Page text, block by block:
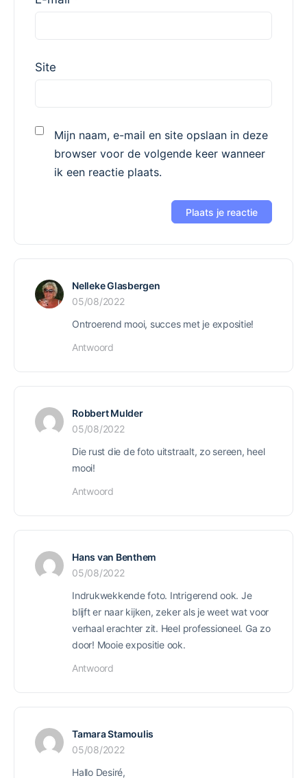
Site
Mijn naam, e-mail en site opslaan in deze
browser voor de volgende keer wanneer
ik een reactie plaats.
Nelleke Glasbergen
05/08/2022
Ontroerend mooi, succes met je expositie!
Antwoord
Robbert Mulder
05/08/2022
Die rust die de foto uitstraalt, zo sereen, heel
mooi!
Antwoord
Hans van Benthem
05/08/2022
Indrukwekkende foto. Intrigerend ook. Je
blijft er naar kijken, zeker als je weet wat voor
verhaal erachter zit. Heel professioneel. Ga zo
door! Mooie expositie ook.
Antwoord
Tamara Stamoulis
05/08/2022
Hallo Desiré,